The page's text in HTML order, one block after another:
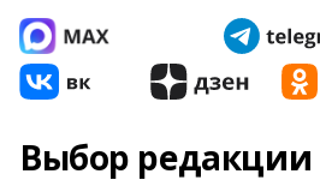
Выбор редакции